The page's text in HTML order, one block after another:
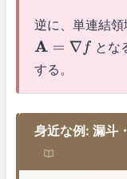
逆に、単連結領
A= ∇f とな
する。
身近な例: 漏斗